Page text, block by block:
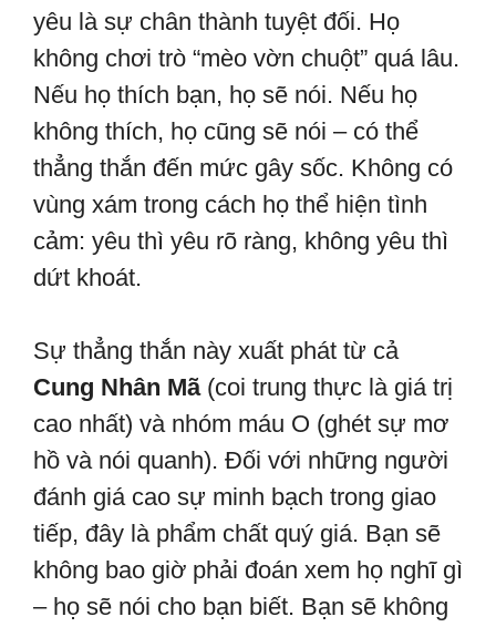
yêu là sự chân thành tuyệt đối. Họ
không chơi trò “mèo vờn chuột” quá lâu.
Nếu họ thích bạn, họ sẽ nói. Nếu họ
không thích, họ cũng sẽ nói – có thể
thẳng thắn đến mức gây sốc. Không có
vùng xám trong cách họ thể hiện tình
cảm: yêu thì yêu rõ ràng, không yêu thì
dứt khoát.
Sự thẳng thắn này xuất phát từ cả
Cung Nhân Mã(coi trung thực là giá trị
cao nhất) và nhóm máu O (ghét sự mơ
hồ và nói quanh). Đối với những người
đánh giá cao sự minh bạch trong giao
tiếp, đây là phẩm chất quý giá. Bạn sẽ
không bao giờ phải đoán xem họ nghĩ gì
– họ sẽ nói cho bạn biết. Bạn sẽ không